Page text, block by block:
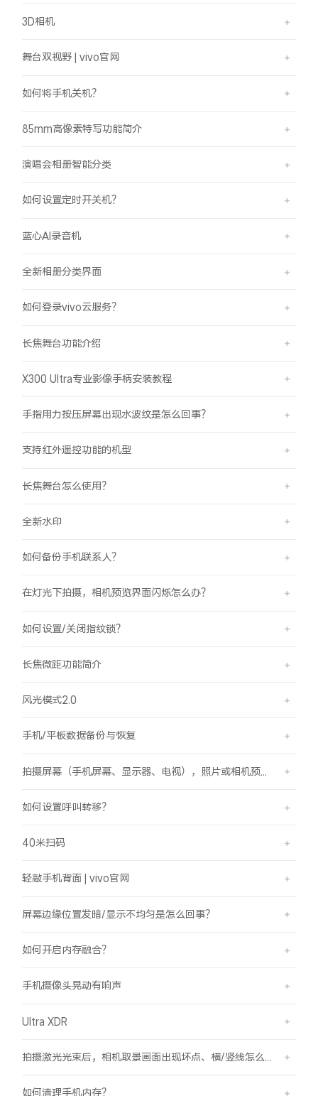
3D相机
舞台双视野 | vivo官网
如何将手机关机？
85mm高像素特写功能简介
演唱会相册智能分类
如何设置定时开关机？
蓝心AI录音机
全新相册分类界面
如何登录vivo云服务？
长焦舞台功能介绍
X300 Ultra专业影像手柄安装教程
手指用力按压屏幕出现水波纹是怎么回事？
支持红外遥控功能的机型
长焦舞台怎么使用？
全新水印
如何备份手机联系人？
在灯光下拍摄，相机预览界面闪烁怎么办？
如何设置/关闭指纹锁？
长焦微距功能简介
风光模式2.0
手机/平板数据备份与恢复
如何设置呼叫转移？
40米扫码
轻敲手机背面 | vivo官网
屏幕边缘位置发暗/显示不均匀是怎么回事？
如何开启内存融合？
手机摄像头晃动有响声
Ultra XDR
如何清理手机内存？